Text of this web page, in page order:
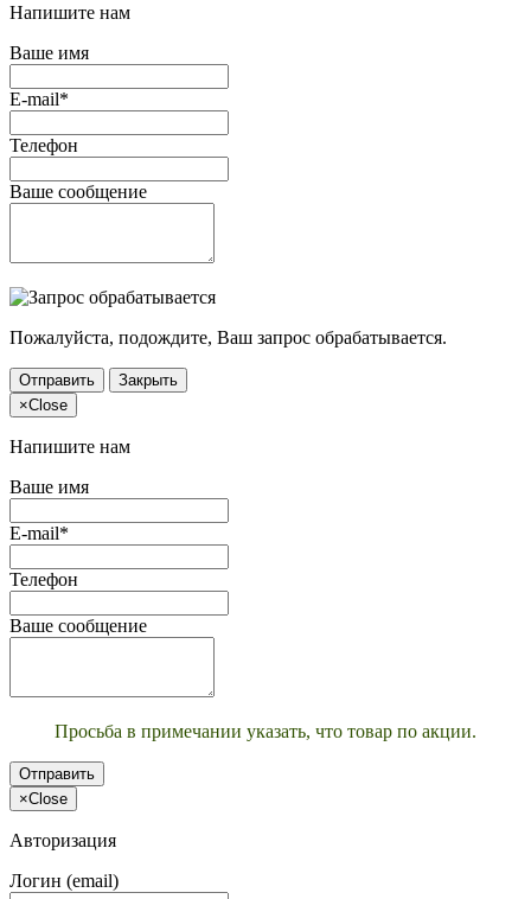
Напишите нам
Ваше имя
E-mail*
Телефон
Ваше сообщение
Пожалуйста, подождите, Ваш запрос обрабатывается.
Отправить
Закрыть
×Close
Напишите нам
Ваше имя
E-mail*
Телефон
Ваше сообщение
Просьба в примечании указать, что товар по акции.
Отправить
×Close
Авторизация
Логин (email)